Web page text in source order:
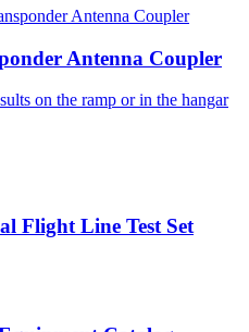
Antenna Coupler
on the ramp or in the hangar
Flight Line Test Set